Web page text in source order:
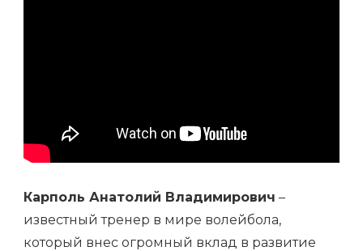
Карполь Анатолий Владимирович –
известный тренер в мире волейбола,
который внес огромный вклад в развитие